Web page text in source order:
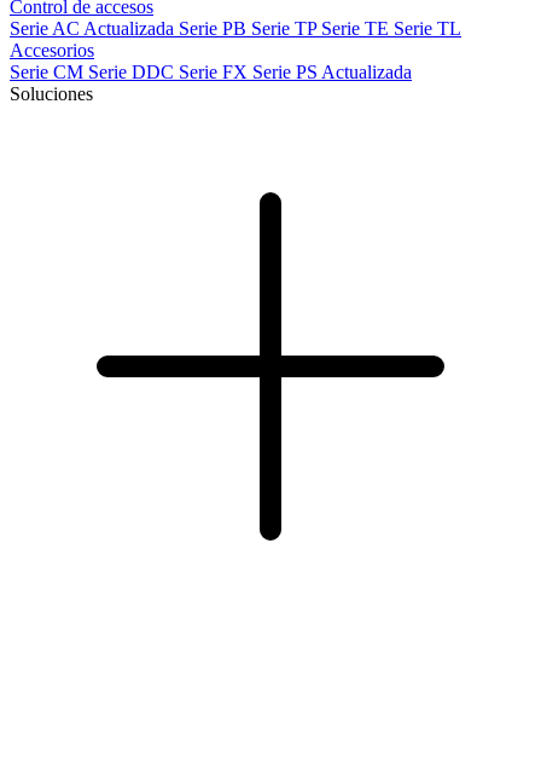
Control de accesos
Serie AC Actualizada Serie PB Serie TP Serie TE Serie TL
Accesorios
Serie CM Serie DDC Serie FX Serie PS Actualizada
Soluciones